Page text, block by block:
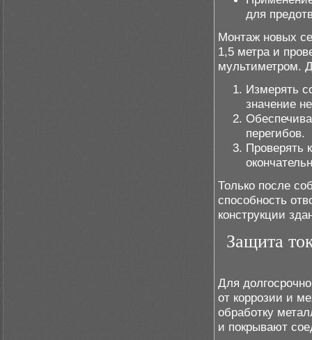
для
Монтаж новых
1,5 метра и
мультиметром.
Измерять
значение
перегибов.
Проверять
Только после
способность
конструкции
Защита
Для
от коррозии и
обработку
и покрывают